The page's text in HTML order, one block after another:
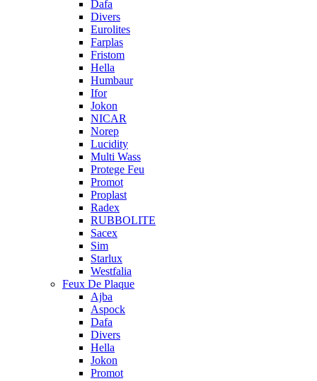
Dafa
Divers
Eurolites
Farplas
Fristom
Hella
Humbaur
Ifor
Jokon
NICAR
Norep
Lucidity
Multi Wass
Protege Feu
Promot
Proplast
Radex
RUBBOLITE
Sacex
Sim
Starlux
Westfalia
Feux De Plaque
Ajba
Aspock
Dafa
Divers
Hella
Jokon
Promot